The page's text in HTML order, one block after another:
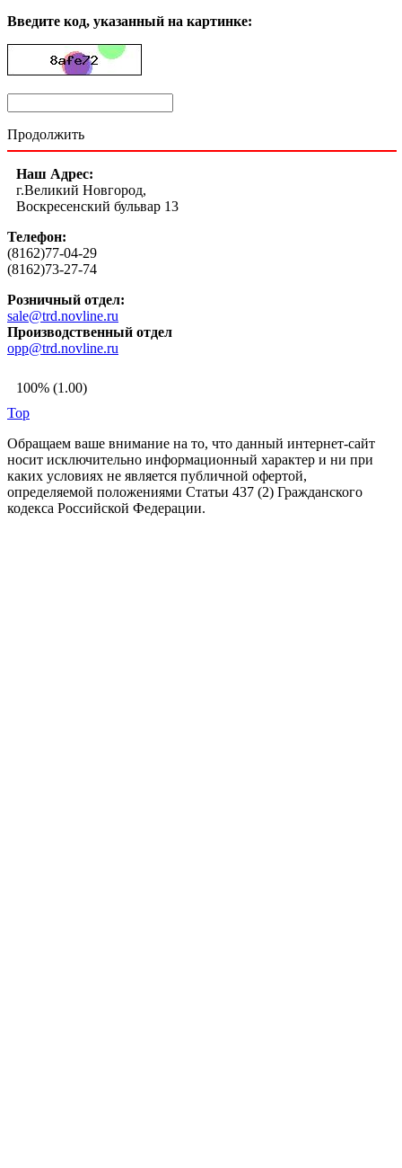
Введите код, указанный на картинке:
Продолжить
Наш Адрес:
г.Великий Новгород,
Воскресенский бульвар 13
Телефон:
(8162)77-04-29
(8162)73-27-74
Розничный отдел:
sale@trd.novline.ru
Производственный отдел
opp@trd.novline.ru
100% (1.00)
Top
Обращаем ваше внимание на то, что данный интернет-сайт
носит исключительно информационный характер и ни при
каких условиях не является публичной офертой,
определяемой положениями Статьи 437 (2) Гражданского
кодекса Российской Федерации.